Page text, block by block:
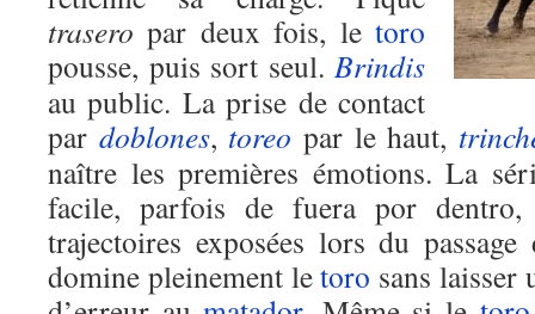
trasero par deux fois, le toro
pousse, puis sort seul. Brindis
au public. La prise de contact
par doblones, toreo par le haut,
naître les premières émotions. La
facile, parfois de fuera por dentro,
trajectoires exposées lors du
domine pleinement letoro sans laisser